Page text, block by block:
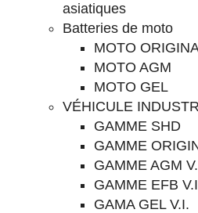
asiatiques
Batteries de moto
MOTO
MOTO AGM
MOTO GEL
VÉHICULE
GAMME SHD
GAMME
GAMME AGM
GAMME EFB
GAMA GEL V.I.